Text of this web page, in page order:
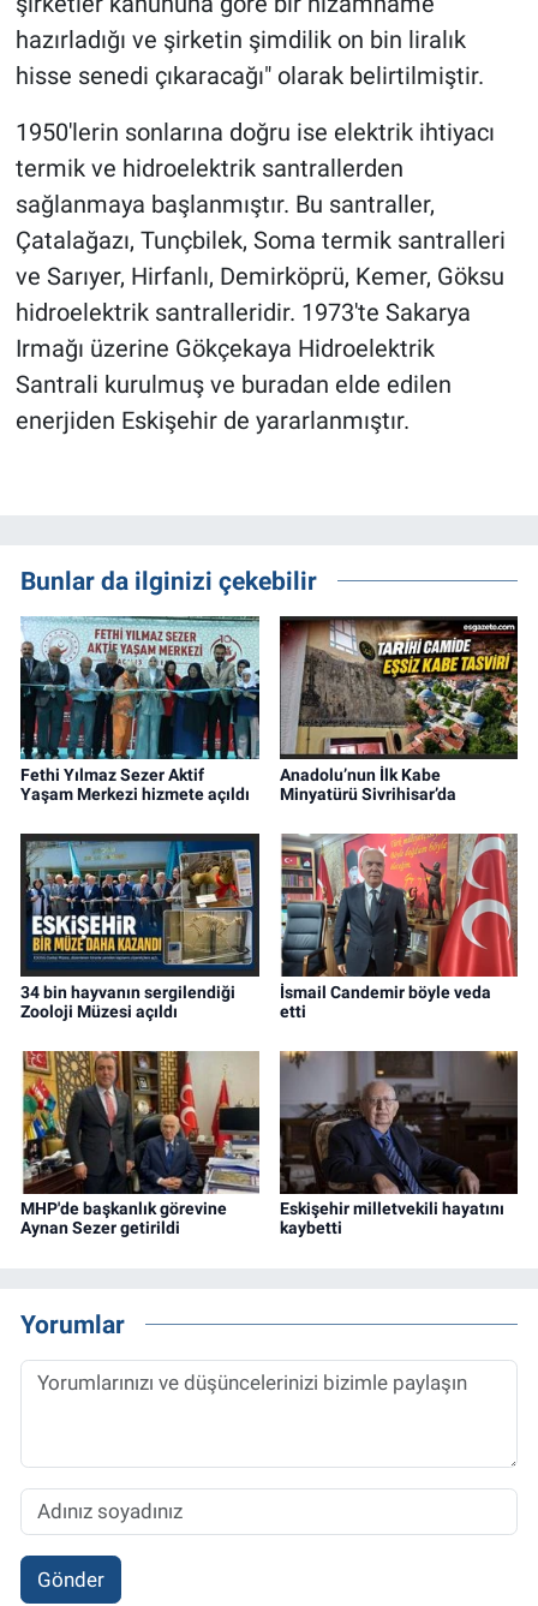
hazırladığı ve şirketin şimdilik on bin liralık
hisse senedi çıkaracağı" olarak belirtilmiştir.
1950'lerin sonlarına doğru ise elektrik ihtiyacı
termik ve hidroelektrik santrallerden
sağlanmaya başlanmıştır. Bu santraller,
Çatalağazı, Tunçbilek, Soma termik santralleri
ve Sarıyer, Hirfanlı, Demirköprü, Kemer, Göksu
hidroelektrik santralleridir. 1973'te Sakarya
Irmağı üzerine Gökçekaya Hidroelektrik
Santrali kurulmuş ve buradan elde edilen
enerjiden Eskişehir de yararlanmıştır.
Bunlar da ilginizi çekebilir
Fethi Yılmaz Sezer Aktif
Yaşam Merkezi hizmete açıldı
Anadolu’nun İlk Kabe
Minyatürü Sivrihisar’da
34 bin hayvanın sergilendiği
Zooloji Müzesi açıldı
İsmail Candemir böyle veda
etti
MHP'de başkanlık görevine
Aynan Sezer getirildi
Eskişehir milletvekili hayatını
kaybetti
Yorumlar
Gönder